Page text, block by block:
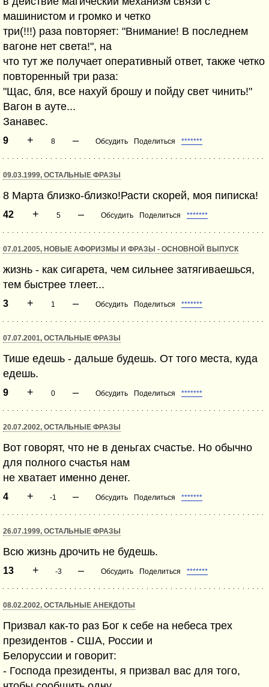
машинистом и громко и четко
три(!!!) раза повторяет: "Внимание! В последнем
вагоне нет света!", на
что тут же получает оперативный ответ, также четко
повторенный три раза:
"Щас, бля, все нахуй брошу и пойду свет чинить!"
Вагон в ауте...
Занавес.
9 + 8 – Обсудить Поделиться *******
09.03.1999, ОСТАЛЬНЫЕ ФРАЗЫ
8 Марта близко-близко!Расти скорей, моя пиписка!
42 + 5 – Обсудить Поделиться *******
07.01.2005, НОВЫЕ АФОРИЗМЫ И ФРАЗЫ - ОСНОВНОЙ ВЫПУСК
жизнь - как сигарета, чем сильнее затягиваешься,
тем быстрее тлеет...
3 + 1 – Обсудить Поделиться *******
07.07.2001, ОСТАЛЬНЫЕ ФРАЗЫ
Тише едешь - дальше будешь. От того места, куда
едешь.
9 + 0 – Обсудить Поделиться *******
20.07.2002, ОСТАЛЬНЫЕ ФРАЗЫ
Вот говорят, что не в деньгах счастье. Но обычно
для полного счастья нам
не хватает именно денег.
4 + -1 – Обсудить Поделиться *******
26.07.1999, ОСТАЛЬНЫЕ ФРАЗЫ
Всю жизнь дрочить не будешь.
13 + -3 – Обсудить Поделиться *******
08.02.2002, ОСТАЛЬНЫЕ АНЕКДОТЫ
Призвал как-то раз Бог к себе на небеса трех
президентов - США, России и
Белоруссии и говорит:
- Господа президенты, я призвал вас для того,